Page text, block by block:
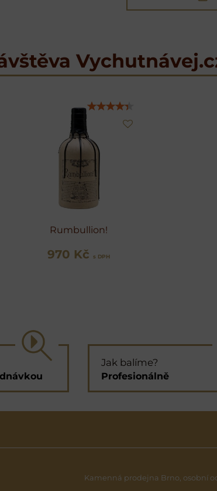
Rumbullion!
970 Kč s DPH
Jak balíme?
Profesionálně
Kamenná prodejna Brno, osobní